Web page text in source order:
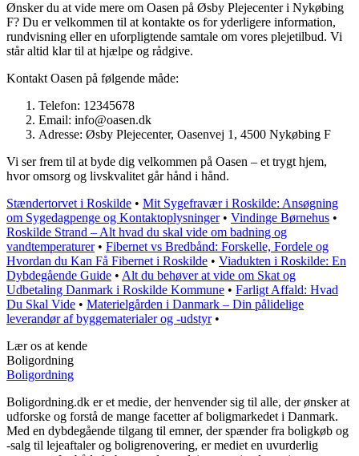
Ønsker du at vide mere om Oasen på Øsby Plejecenter i Nykøbing
F? Du er velkommen til at kontakte os for yderligere information,
rundvisning eller en uforpligtende samtale om vores plejetilbud. Vi
står altid klar til at hjælpe og rådgive.
Kontakt Oasen på følgende måde:
Telefon: 12345678
Email: info@oasen.dk
Adresse: Øsby Plejecenter, Oasenvej 1, 4500 Nykøbing F
Vi ser frem til at byde dig velkommen på Oasen – et trygt hjem,
hvor omsorg og livskvalitet går hånd i hånd.
Stændertorvet i Roskilde • Mit Sygefravær i Roskilde: Ansøgning
om Sygedagpenge og Kontaktoplysninger• Vindinge Børnehus •
Roskilde Strand – Alt hvad du skal vide om badning og
vandtemperaturer• Fibernet vs Bredbånd: Forskelle, Fordele og
Hvordan du Kan Få Fibernet i Roskilde • Viadukten i Roskilde: En
Dybdegående Guide • Alt du behøver at vide om Skat og
Udbetaling Danmark i Roskilde Kommune • Farligt Affald: Hvad
Du Skal Vide • Materielgården i Danmark – Din pålidelige
leverandør af byggematerialer og -udstyr•
Lær os at kende
Boligordning
Boligordning
Boligordning.dk er et medie, der henvender sig til alle, der ønsker at
udforske og forstå de mange facetter af boligmarkedet i Danmark.
Med en dybdegående tilgang til emner, der spænder fra boligkøb og
-salg til lejeaftaler og boligrenovering, er mediet en uvurderlig